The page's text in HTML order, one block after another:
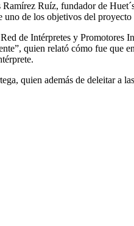
Ruíz, fundador de
de los objetivos del
de Intérpretes y
quien relató cómo fue que
quien además de deleitar a